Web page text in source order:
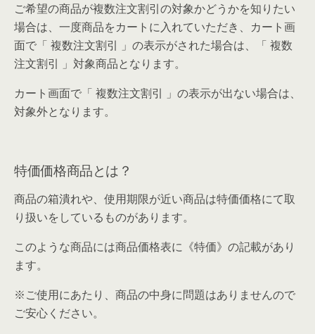
ご希望の商品が複数注文割引の対象かどうかを知りたい
場合は、一度商品をカートに入れていただき、カート画
面で「 複数注文割引 」の表示がされた場合は、「 複数
注文割引 」対象商品となります。
カート画面で「 複数注文割引 」の表示が出ない場合は、
対象外となります。
特価価格商品とは？
商品の箱潰れや、使用期限が近い商品は特価価格にて取
り扱いをしているものがあります。
このような商品には商品価格表に《特価》の記載があり
ます。
※ご使用にあたり、商品の中身に問題はありませんので
ご安心ください。